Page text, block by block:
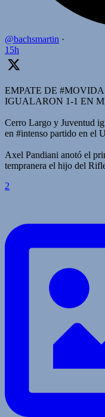
@bachsmartin ·
15h
EMPATE DE
IGUALARON 1-1 EN
Cerro Largo y Juventud
en #intenso partido en el
Axel Pandiani anotó el
tempranera el hijo del
2